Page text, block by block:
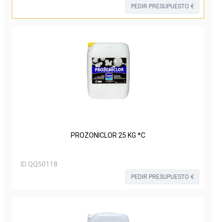
PEDIR PRESUPUESTO €
PROZONICLOR 25 KG *C
ID:QQ50118
PEDIR PRESUPUESTO €